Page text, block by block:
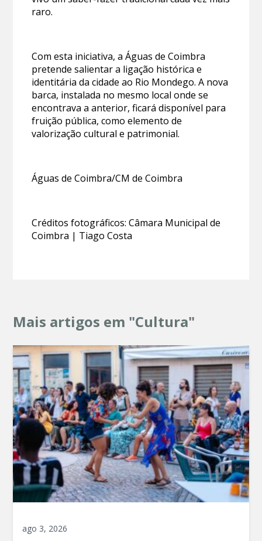
raro.
Com esta iniciativa, a Águas de Coimbra
pretende salientar a ligação histórica e
identitária da cidade ao Rio Mondego. A nova
barca, instalada no mesmo local onde se
encontrava a anterior, ficará disponível para
fruição pública, como elemento de
valorização cultural e patrimonial.
Águas de Coimbra/CM de Coimbra
Créditos fotográficos: Câmara Municipal de
Coimbra | Tiago Costa
Mais artigos em "Cultura"
ago 3, 2026